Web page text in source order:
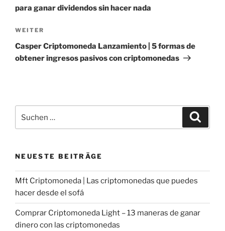
para ganar dividendos sin hacer nada
Nächster
Beitrag
WEITER
Casper Criptomoneda Lanzamiento | 5 formas de
obtener ingresos pasivos con criptomonedas
nach:
NEUESTE BEITRÄGE
Mft Criptomoneda | Las criptomonedas que puedes
hacer desde el sofá
Comprar Criptomoneda Light – 13 maneras de ganar
dinero con las criptomonedas